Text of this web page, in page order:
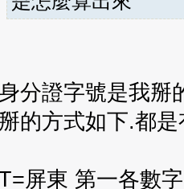
分證字號是我掰
掰的方式如下.都
屏東 第一各數